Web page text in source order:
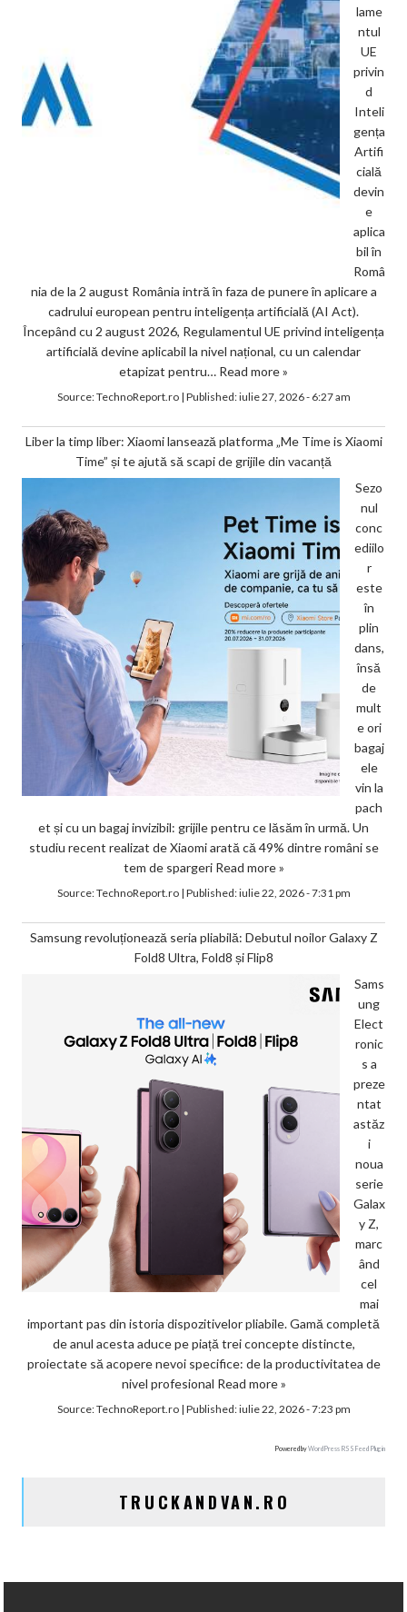
lame
ntul
UE
privin
d
Inteli
gența
Artifi
cială
devin
e
aplica
bil în
Româ
nia de la 2 august România intră în faza de punere în aplicare a
cadrului european pentru inteligența artificială (AI Act).
Începând cu 2 august 2026, Regulamentul UE privind inteligența
artificială devine aplicabil la nivel național, cu un calendar
etapizat pentru… Read more »
Source:TechnoReport.ro| Published:iulie 27, 2026 - 6:27 am
Liber la timp liber: Xiaomi lansează platforma „Me Time is Xiaomi
Time” și te ajută să scapi de grijile din vacanță
Sezo
nul
conc
ediilo
r
este
în
plin
dans,
însă
de
mult
e ori
bagaj
ele
vin la
pach
et și cu un bagaj invizibil: grijile pentru ce lăsăm în urmă. Un
studiu recent realizat de Xiaomi arată că 49% dintre români se
tem de spargeri Read more »
Source:TechnoReport.ro| Published:iulie 22, 2026 - 7:31 pm
Samsung revoluționează seria pliabilă: Debutul noilor Galaxy Z
Fold8 Ultra, Fold8 și Flip8
Sams
ung
Elect
ronic
s a
preze
ntat
astăz
i
noua
serie
Galax
y Z,
marc
ând
cel
mai
important pas din istoria dispozitivelor pliabile. Gamă completă
de anul acesta aduce pe piață trei concepte distincte,
proiectate să acopere nevoi specifice: de la productivitatea de
nivel profesional Read more »
Source:TechnoReport.ro| Published:iulie 22, 2026 - 7:23 pm
Powered byWordPress RSS Feed Plugin
TRUCKANDVAN.RO